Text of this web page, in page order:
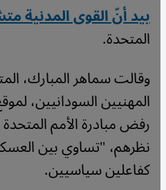
بيد أنّ القوى المدنية
المتحدة.
وقالت سماهر المبارك،
المهنيين السودانيين،
رفض مبادرة الأمم المتحدة
نظرهم، "تساوي بين
كفاعلين سياسيين.